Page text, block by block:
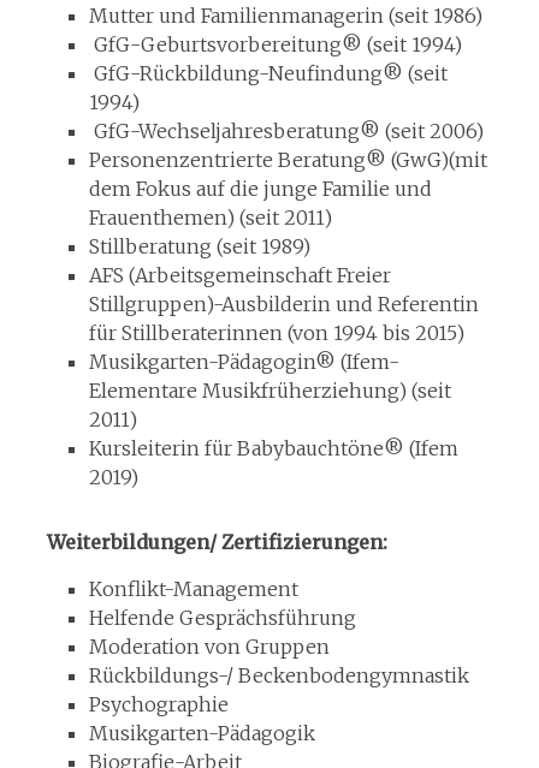
Mutter und Familienmanagerin (seit 1986)
GfG-Geburtsvorbereitung® (seit 1994)
GfG-Rückbildung-Neufindung® (seit
1994)
GfG-Wechseljahresberatung® (seit 2006)
Personenzentrierte Beratung® (GwG)(mit
dem Fokus auf die junge Familie und
Frauenthemen) (seit 2011)
Stillberatung (seit 1989)
AFS (Arbeitsgemeinschaft Freier
Stillgruppen)-Ausbilderin und Referentin
für Stillberaterinnen (von 1994 bis 2015)
Musikgarten-Pädagogin® (Ifem-
Elementare Musikfrüherziehung) (seit
2011)
Kursleiterin für Babybauchtöne® (Ifem
2019)
Weiterbildungen/ Zertifizierungen:
Konflikt-Manage­ment
Helfende Gesprächsführung
Moderation von Gruppen
Rückbildungs-/ Beckenbodengymnastik
Psychographie
Musikgarten-Pädagogik
Biografie-Arbeit